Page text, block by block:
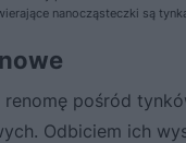
nanocząsteczki są
renomę pośród
Odbiciem ich